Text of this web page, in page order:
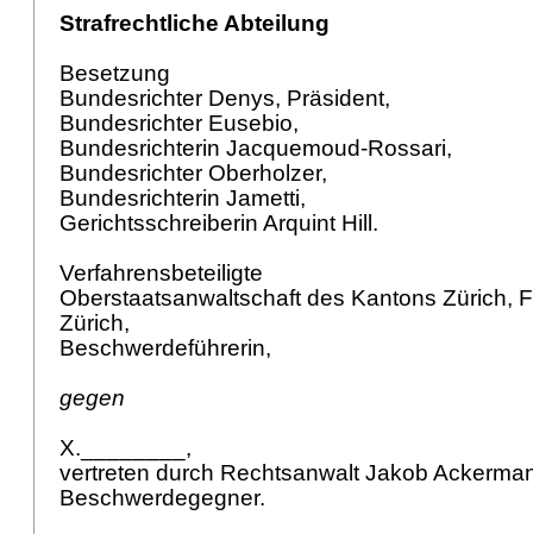
Strafrechtliche Abteilung
Besetzung
Bundesrichter Denys, Präsident,
Bundesrichter Eusebio,
Bundesrichterin Jacquemoud-Rossari,
Bundesrichter Oberholzer,
Bundesrichterin Jametti,
Gerichtsschreiberin Arquint Hill.
Verfahrensbeteiligte
Oberstaatsanwaltschaft des Kantons Zürich,
Zürich,
Beschwerdeführerin,
gegen
X.________,
vertreten durch Rechtsanwalt Jakob
Beschwerdegegner.